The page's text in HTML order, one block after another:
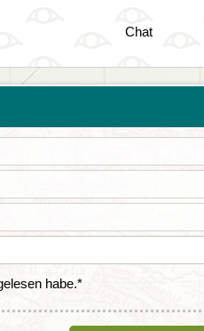
https://www.instagram.com/djoser_reizen/
https://www.facebook.com/djoserreizen
Chat
habe.*